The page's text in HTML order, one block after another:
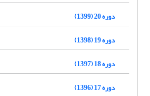
دوره 20 (1399)
دوره 19 (1398)
دوره 18 (1397)
دوره 17 (1396)